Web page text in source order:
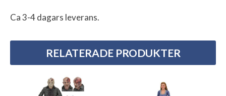
Ca 3-4 dagars leverans.
RELATERADE PRODUKTER